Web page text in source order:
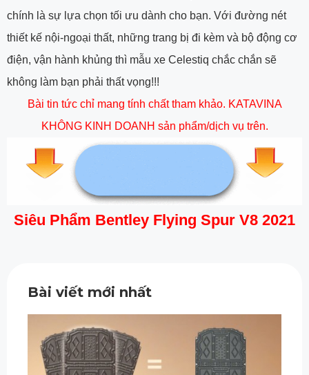
chính là sự lựa chọn tối ưu dành cho bạn. Với đường nét
thiết kế nội-ngoại thất, những trang bị đi kèm và bộ động cơ
điện, vận hành khủng thì mẫu xe Celestiq chắc chắn sẽ
không làm bạn phải thất vọng!!!
Bài tin tức chỉ mang tính chất tham khảo. KATAVINA
KHÔNG KINH DOANH sản phẩm/dịch vụ trên.
Siêu Phẩm Bentley Flying Spur V8 2021
Bài viết mới nhất